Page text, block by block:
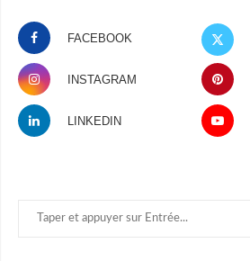
FACEBOOK
INSTAGRAM
LINKEDIN